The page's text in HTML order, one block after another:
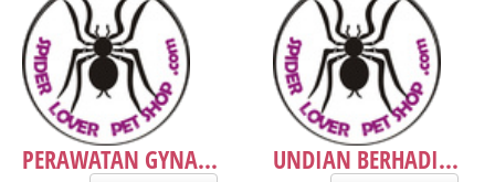
PERAWATAN GYNA... UNDIAN BERHADI...